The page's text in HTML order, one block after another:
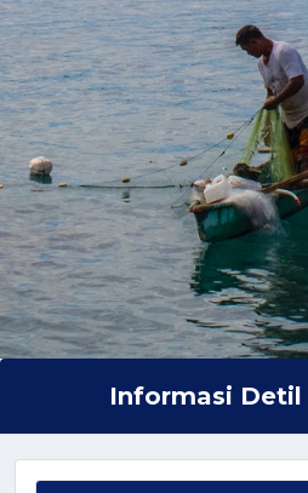
Informasi Detil